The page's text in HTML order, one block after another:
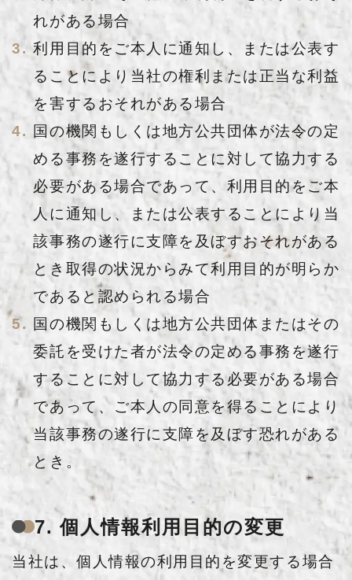
れがある場合
利用目的をご本人に通知し、または公表す
ることにより当社の権利または正当な利益
を害するおそれがある場合
国の機関もしくは地方公共団体が法令の定
める事務を遂行することに対して協力する
必要がある場合であって、利用目的をご本
人に通知し、または公表することにより当
該事務の遂行に支障を及ぼすおそれがある
とき取得の状況からみて利用目的が明らか
であると認められる場合
国の機関もしくは地方公共団体またはその
委託を受けた者が法令の定める事務を遂行
することに対して協力する必要がある場合
であって、ご本人の同意を得ることにより
当該事務の遂行に支障を及ぼす恐れがある
とき。
7. 個人情報利用目的の変更
当社は、個人情報の利用目的を変更する場合